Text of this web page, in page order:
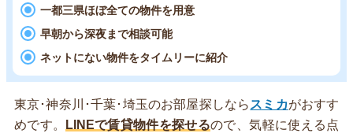
一都三県ほぼ全ての物件を用意
早朝から深夜まで相談可能
ネットにない物件をタイムリーに紹介
東京･神奈川･千葉･埼玉のお部屋探しなら スミカがおすす
めです。
LINEで賃貸物件を探せるので、気軽に使える点